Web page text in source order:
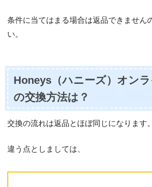
条件に当てはまる場合は返品できません
い。
Honeys（ハニーズ）オン
の交換方法は？
交換の流れは返品とほぼ同じになります。
違う点としましては、